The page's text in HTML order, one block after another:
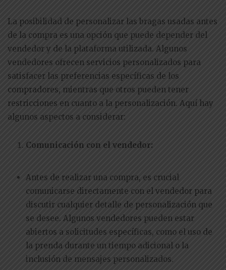
La posibilidad de personalizar las bragas usadas antes
de la compra es una opción que puede depender del
vendedor y de la plataforma utilizada. Algunos
vendedores ofrecen servicios personalizados para
satisfacer las preferencias específicas de los
compradores, mientras que otros pueden tener
restricciones en cuanto a la personalización. Aquí hay
algunos aspectos a considerar:
Comunicación con el vendedor:
Antes de realizar una compra, es crucial
comunicarse directamente con el vendedor para
discutir cualquier detalle de personalización que
se desee. Algunos vendedores pueden estar
abiertos a solicitudes específicas, como el uso de
la prenda durante un tiempo adicional o la
inclusión de mensajes personalizados.